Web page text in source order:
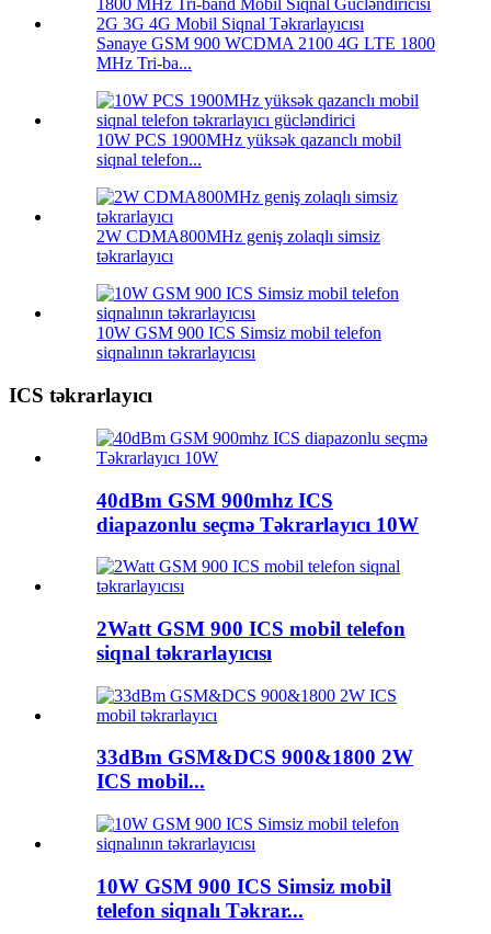
Sənaye GSM 900 WCDMA 2100 4G LTE 1800
MHz Tri-ba...
10W PCS 1900MHz yüksək qazanclı mobil
siqnal telefon...
2W CDMA800MHz geniş zolaqlı simsiz
təkrarlayıcı
10W GSM 900 ICS Simsiz mobil telefon
siqnalının təkrarlayıcısı
ICS təkrarlayıcı
40dBm GSM 900mhz ICS
diapazonlu seçmə Təkrarlayıcı 10W
2Watt GSM 900 ICS mobil telefon
siqnal təkrarlayıcısı
33dBm GSM&DCS 900&1800 2W
ICS mobil...
10W GSM 900 ICS Simsiz mobil
telefon siqnalı Təkrar...